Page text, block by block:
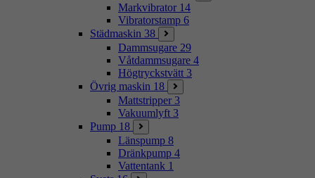
Markvibrator 14
Vibratorstamp 6
Städmaskin 38
Dammsugare 29
Våtdammsugare 4
Högtryckstvätt 3
Övrig maskin 18
Mattstripper 3
Vakuumlyft 3
Pump 18
Länspump 8
Dränkpump 4
Vattentank 1